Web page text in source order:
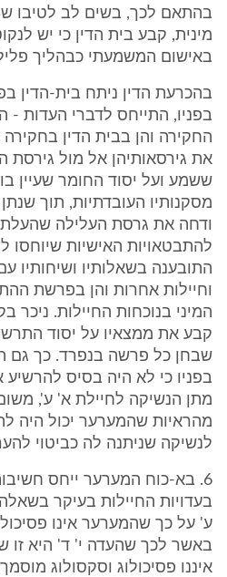
בהתאם לכך, בשים לב לטיבו
מינית, קבע בית הדין כי יש
באישום המשמעתי כבהליך
בהכרעת הדין ניתח בית-הדין
בפניו, התייחס לדברי העדות -
החקירה והן בבית הדין
את גירסאותיהן אל מול גירסת
ששמע ועל יסוד החומר שעיין
מסקנותיו העובדתיות, תוך
ודחה את גרסת העלילה
התובענה בשאלותיו ושיחותיו
וחיילות אחרות והן בפרשת
המיני בנוכחות החיילות. ניכר
קבע את ממצאיו על יסוד
שבחן כל פרשה בנפרד. כך גם
בפניו כי לא היה בסיס
מתן הנשיקה לחיילת א' ע',
מהראיות שהמערער יכול היה
לנשיקה שניתנה לה כביטוי
6. בא-כוח המערער ייחס
בעדויות החיילות בעיקר
ע' על כך שהמערער אינו
באשר לכך שהעדה י' ד' היא זו
איננו פסיכולוג וסקסולוג